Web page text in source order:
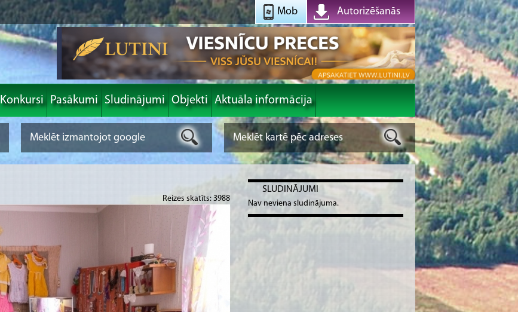
Autorizēšanās
Mob
Konkursi Pasākumi Sludinājumi Objekti Aktuāla informācija
Reizes skatīts: 3988
SLUDINĀJUMI
Nav neviena sludinājuma.